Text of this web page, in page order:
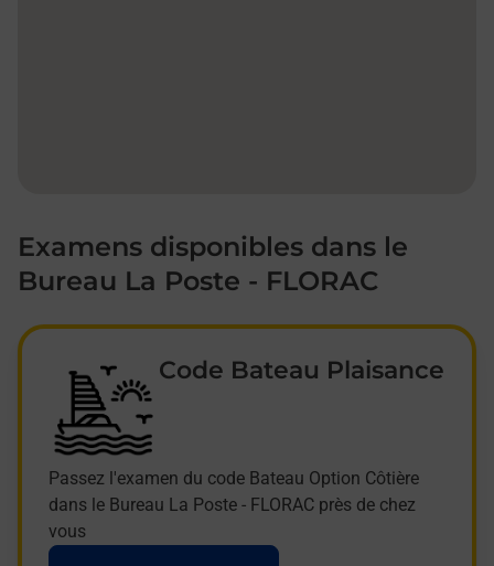
Examens disponibles dans le
Bureau La Poste - FLORAC
Code Bateau Plaisance
Passez l'examen du code Bateau Option Côtière
dans le Bureau La Poste - FLORAC près de chez
vous